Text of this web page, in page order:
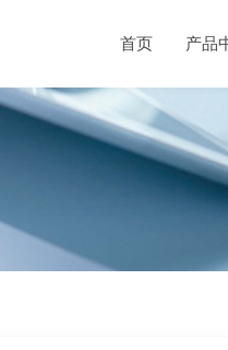
首页 产品